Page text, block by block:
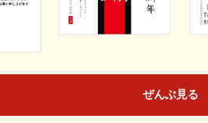
ぜんぶ見る